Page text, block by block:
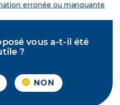
erronée ou manquante
vous a-t-il été
?
NON